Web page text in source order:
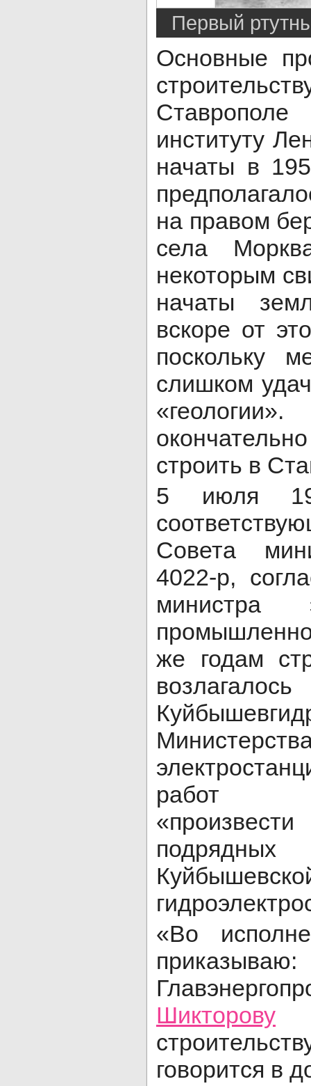
Первый
Основные
институту
начаты в
на правом
села
некоторым
начаты
вскоре от
поскольку
слишком
строить в
5 июля
Совета
4022-р,
министра
же годам
работ
«Во
Шикторову
говорится в